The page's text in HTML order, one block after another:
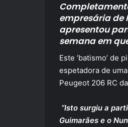
empresária de
apresentou
semana em
Este ‘batismo’ de
espetadora de
Peugeot 206 RC
“Isto surgiu a
Guimarães e o